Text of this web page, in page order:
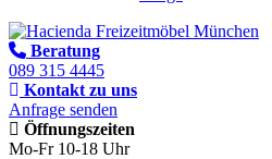
Beratung
089 315 4445
Kontakt zu uns
Anfrage senden
Öffnungszeiten
Mo-Fr 10-18 Uhr